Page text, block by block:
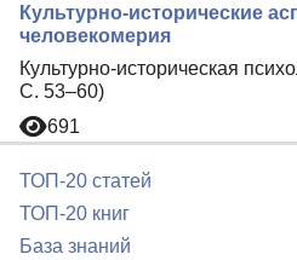
Культурно-исторические
человекомерия
Культурно-историческая
С. 53–60)
691
ТОП-20 статей
ТОП-20 книг
База знаний